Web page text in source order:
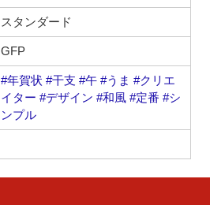
スタンダード
GFP
#年賀状 #干支 #午 #うま #クリエ
イター #デザイン #和風 #定番 #シ
ンプル